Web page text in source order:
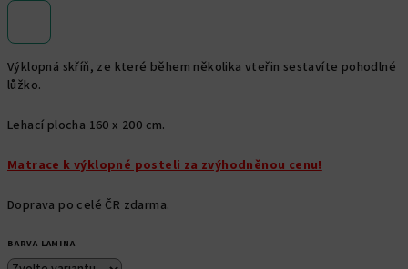
Výklopná skříň, ze které během několika vteřin sestavíte pohodlné
lůžko.
Lehací plocha 160 x 200 cm.
Matrace k výklopné posteli za zvýhodněnou cenu!
Doprava po celé ČR zdarma.
BARVA LAMINA
R
A